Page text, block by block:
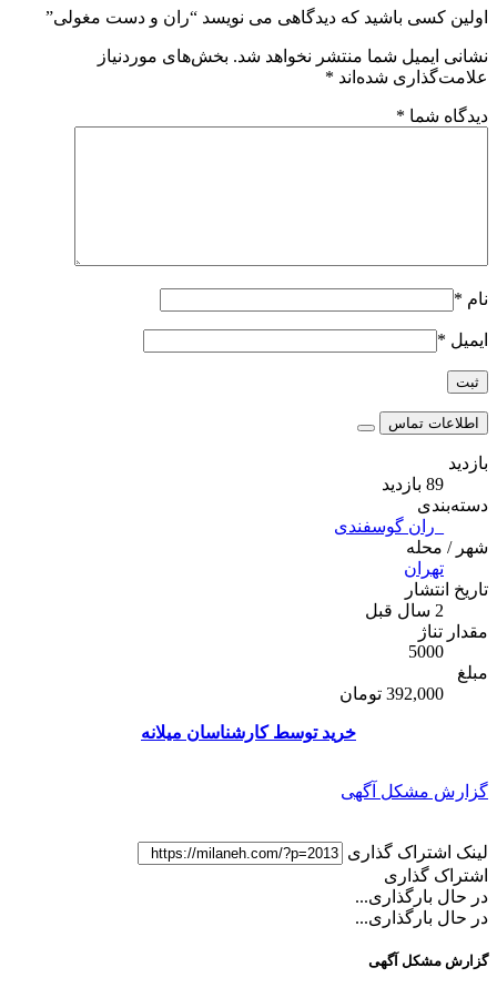
اولین کسی باشید که دیدگاهی می نویسد “ران و دست مغولی”
نشانی ایمیل شما منتشر نخواهد شد. بخش‌های موردنیاز
علامت‌گذاری شده‌اند *
دیدگاه شما *
نام *
ایمیل *
اطلاعات تماس
بازدید
89 بازدید
دسته‌بندی
_ران گوسفندی
شهر / محله
تهران
تاریخ انتشار
2 سال قبل
مقدار تناژ
5000
مبلغ
392,000 تومان
خرید توسط کارشناسان میلانه
گزارش مشکل آگهی
لینک اشتراک گذاری
اشتراک گذاری
در حال بارگذاری...
در حال بارگذاری...
گزارش مشکل آگهی